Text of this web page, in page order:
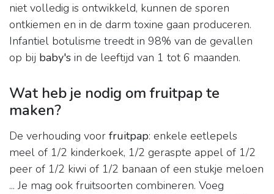
niet volledig is ontwikkeld, kunnen de sporen
ontkiemen en in de darm toxine gaan produceren.
Infantiel botulisme treedt in 98% van de gevallen
op bij baby's in de leeftijd van 1 tot 6 maanden.
Wat heb je nodig om fruitpap te
maken?
De verhouding voor fruitpap: enkele eetlepels
meel of 1/2 kinderkoek, 1/2 geraspte appel of 1/2
peer of 1/2 kiwi of 1/2 banaan of een stukje meloen
... Je mag ook fruitsoorten combineren. Voeg